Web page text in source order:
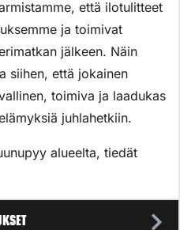
että ilotulitteet
ja toimivat
jälkeen. Näin
siihen, että jokainen
toimiva ja laadukas
juhlahetkiin.
alueelta, tiedät